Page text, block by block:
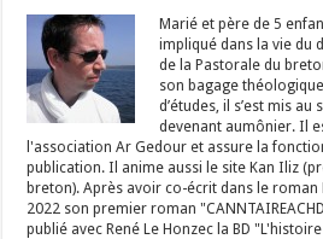
Marié et père de 5
impliqué dans la vie du
de la Pastorale du
son bagage
d’études, il s’est mis au
devenant aumônier. Il
l'association Ar Gedour et assure la
publication. Il anime aussi le site Kan Iliz
breton). Après avoir co-écrit dans le roman
2022 son premier roman
publié avec René Le Honzec la BD